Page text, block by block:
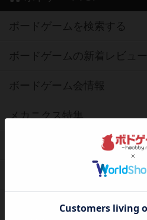
ボードゲームを検索する
ボードゲームの新着レビュー
ボードゲーム会情報
メカニクス特集
掲示板・トピックス
ボドとも・会員一覧
ボードゲーム業界コラム